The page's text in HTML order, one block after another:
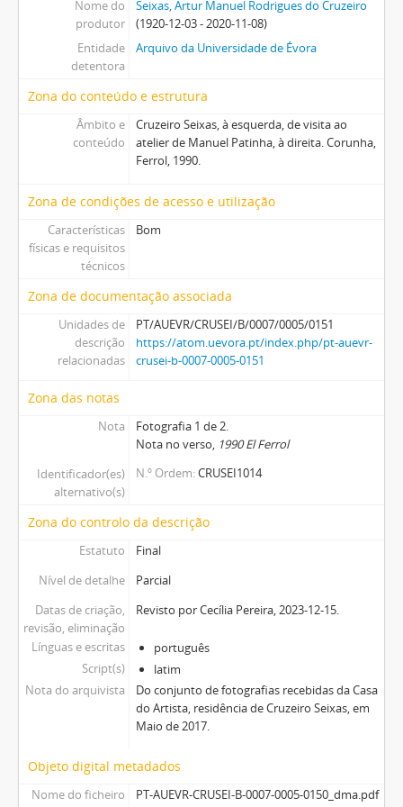
Nome do
produtor
Seixas, Artur Manuel Rodrigues do Cruzeiro
(1920-12-03 - 2020-11-08)
Entidade
detentora
Arquivo da Universidade de Évora
Zona do conteúdo e estrutura
Âmbito e
conteúdo
Cruzeiro Seixas, à esquerda, de visita ao
atelier de Manuel Patinha, à direita. Corunha,
Ferrol, 1990.
Zona de condições de acesso e utilização
Características
físicas e requisitos
técnicos
Bom
Zona de documentação associada
Unidades de
descrição
relacionadas
PT/AUEVR/CRUSEI/B/0007/0005/0151
https://atom.uevora.pt/index.php/pt-auevr-
crusei-b-0007-0005-0151
Zona das notas
Nota
Fotografia 1 de 2.
Nota no verso, 1990 El Ferrol
Identificador(es)
alternativo(s)
N.º Ordem CRUSEI1014
Zona do controlo da descrição
Estatuto
Final
Nível de detalhe
Parcial
Datas de criação,
revisão, eliminação
Revisto por Cecília Pereira, 2023-12-15.
Línguas e escritas
português
Script(s)
latim
Nota do arquivista
Do conjunto de fotografias recebidas da Casa
do Artista, residência de Cruzeiro Seixas, em
Maio de 2017.
Objeto digital metadados
Nome do ficheiro PT-AUEVR-CRUSEI-B-0007-0005-0150_dma.pdf